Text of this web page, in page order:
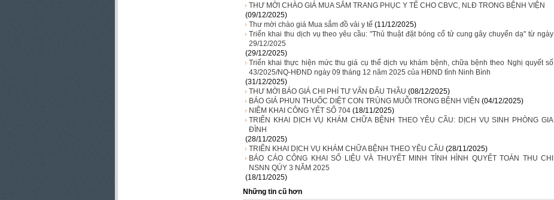
THƯ MỜI CHÀO GIÁ MUA SẮM TRANG PHỤC Y TẾ CHO CBVC, NLĐ TRONG BỆNH VIỆN
(09/12/2025)
Thư mời chào giá Mua sắm đồ vải y tế (11/12/2025)
Triển khai thu dịch vụ theo yêu cầu: "Thủ thuật đặt bóng cổ tử cung gây chuyển dạ" từ ngày
29/12/2025
(29/12/2025)
Triển khai thực hiện mức thu giá cụ thể dịch vụ khám bệnh, chữa bệnh theo Nghị quyết số
43/2025/NQ-HĐND ngày 09 tháng 12 năm 2025 của HĐND tỉnh Ninh Bình
(31/12/2025)
THƯ MỜI BÁO GIÁ CHI PHÍ TƯ VẤN ĐẤU THẦU (08/12/2025)
BÁO GIÁ PHUN THUỐC DIỆT CON TRÙNG MUỖI TRONG BỆNH VIỆN (04/12/2025)
NIÊM KHAI CÔNG YẾT SỐ 704 (18/11/2025)
TRIỂN KHAI DỊCH VỤ KHÁM CHỮA BỆNH THEO YÊU CẦU: DỊCH VỤ SINH PHÒNG GIA
ĐÌNH
(28/11/2025)
TRIỂN KHAI DỊCH VỤ KHÁM CHỮA BỆNH THEO YÊU CẦU (28/11/2025)
BÁO CÁO CÔNG KHAI SỐ LIỆU VÀ THUYẾT MINH TÌNH HÌNH QUYẾT TOÁN THU CHI
NSNN QÚY 3 NĂM 2025
(18/11/2025)
Những tin cũ hơn